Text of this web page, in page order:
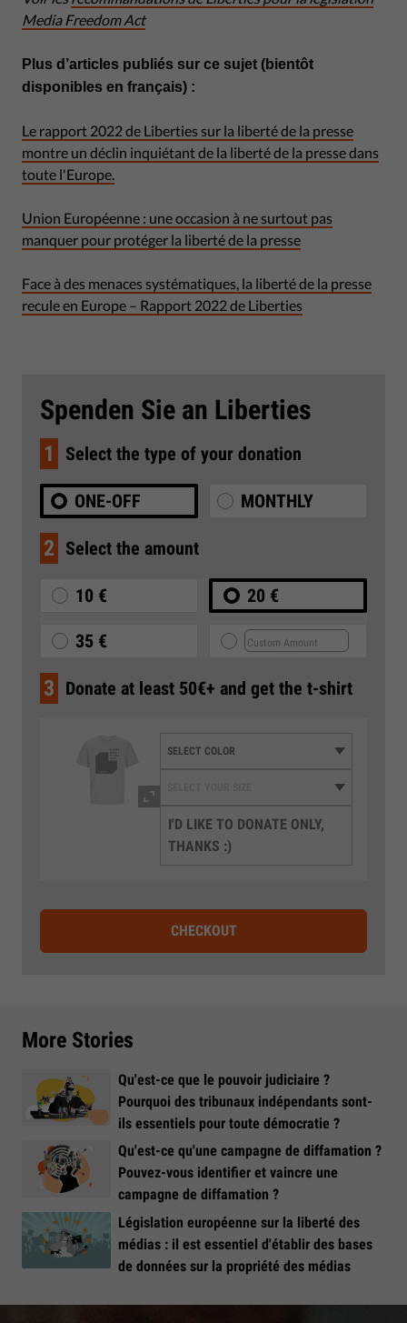
Media Freedom Act
Plus d’articles publiés sur ce sujet (bientôt
disponibles en français) :
Le rapport 2022 de Liberties sur la liberté de la presse
montre un déclin inquiétant de la liberté de la presse dans
toute l'Europe.
Union Européenne : une occasion à ne surtout pas
manquer pour protéger la liberté de la presse
Face à des menaces systématiques, la liberté de la presse
recule en Europe – Rapport 2022 de Liberties
Spenden Sie an Liberties
1 Select the type of your donation
ONE-OFF MONTHLY
2 Select the amount
10 € 20 €
35 €
3 Donate at least 50€+ and get the t-shirt
I'D LIKE TO DONATE ONLY,
THANKS :)
CHECKOUT
More Stories
Qu'est-ce que le pouvoir judiciaire ?
Pourquoi des tribunaux indépendants sont-
ils essentiels pour toute démocratie ?
Qu'est-ce qu'une campagne de diffamation ?
Pouvez-vous identifier et vaincre une
campagne de diffamation ?
Législation européenne sur la liberté des
médias : il est essentiel d'établir des bases
de données sur la propriété des médias